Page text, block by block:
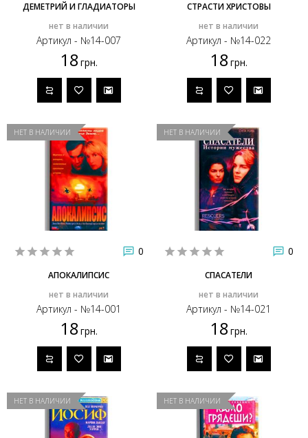
ДЕМЕТРИЙ И ГЛАДИАТОРЫ
нет в наличии
Артикул - №14-007
18 грн.
СТРАСТИ ХРИСТОВЫ
нет в наличии
Артикул - №14-022
18 грн.
НЕТ В НАЛИЧИИ
0
АПОКАЛИПСИС
нет в наличии
Артикул - №14-001
18 грн.
НЕТ В НАЛИЧИИ
0
СПАСАТЕЛИ
нет в наличии
Артикул - №14-021
18 грн.
НЕТ В НАЛИЧИИ НЕТ В НАЛИЧИИ